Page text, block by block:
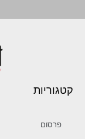
קטגוריות
פרסום